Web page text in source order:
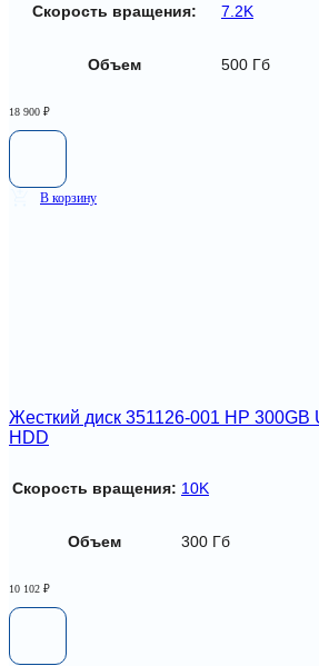
Скорость вращения: 7.2K
Объем 500 Гб
18 900 ₽
В корзину
Жесткий диск 351126-001 HP 300GB
HDD
Скорость вращения: 10K
Объем 300 Гб
10 102 ₽